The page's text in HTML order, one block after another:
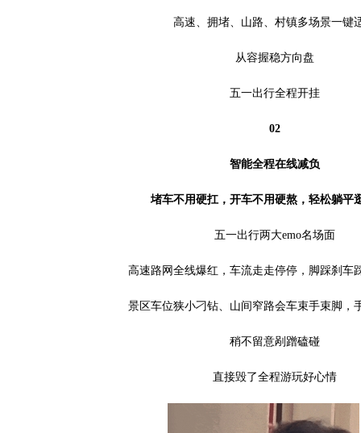
高速、拥堵、山路、村镇多场景一键
从容握稳方向盘
五一出行全程开挂
02
智能全程在线减负
堵车不用硬扛，开车不用硬熬，轻松躺平
五一出行两大emo名场面
高速路网全线爆红，车流走走停停，脚踩刹车
景区车位狭小刁钻、山间窄路会车束手束脚，
稍不留意剐蹭磕碰
直接毁了全程游玩好心情